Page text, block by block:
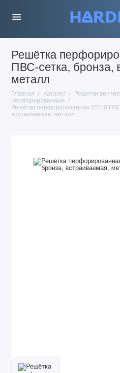
Решётка
ПВС-сетка, бронза,
металл
Главная Каталог
Решетки
перфорированные
Решётка перфорированная 20*10
встраиваемая, металл